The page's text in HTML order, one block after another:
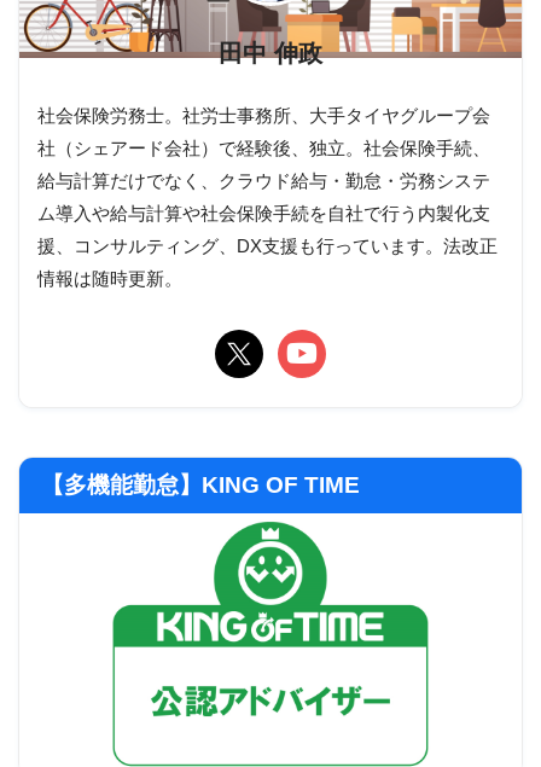
田中 伸政
社会保険労務士。社労士事務所、大手タイヤグループ会
社（シェアード会社）で経験後、独立。社会保険手続、
給与計算だけでなく、クラウド給与・勤怠・労務システ
ム導入や給与計算や社会保険手続を自社で行う内製化支
援、コンサルティング、DX支援も行っています。法改正
情報は随時更新。
【多機能勤怠】KING OF TIME